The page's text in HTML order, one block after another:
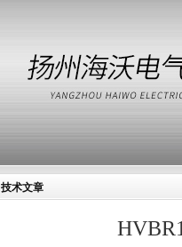
技术文章